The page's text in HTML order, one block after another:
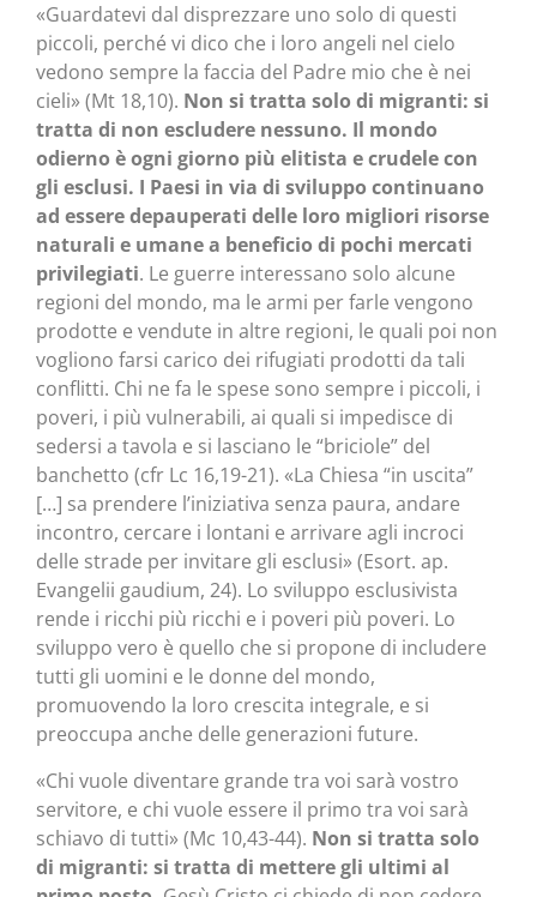
«Guardatevi dal disprezzare uno solo di questi
piccoli, perché vi dico che i loro angeli nel cielo
vedono sempre la faccia del Padre mio che è nei
cieli» (Mt 18,10). Non si tratta solo di migranti: si
tratta di non escludere nessuno. Il mondo
odierno è ogni giorno più elitista e crudele con
gli esclusi. I Paesi in via di sviluppo continuano
ad essere depauperati delle loro migliori risorse
naturali e umane a beneficio di pochi mercati
privilegiati. Le guerre interessano solo alcune
regioni del mondo, ma le armi per farle vengono
prodotte e vendute in altre regioni, le quali poi non
vogliono farsi carico dei rifugiati prodotti da tali
conflitti. Chi ne fa le spese sono sempre i piccoli, i
poveri, i più vulnerabili, ai quali si impedisce di
sedersi a tavola e si lasciano le “briciole” del
banchetto (cfr Lc 16,19-21). «La Chiesa “in uscita”
[…] sa prendere l’iniziativa senza paura, andare
incontro, cercare i lontani e arrivare agli incroci
delle strade per invitare gli esclusi» (Esort. ap.
Evangelii gaudium, 24). Lo sviluppo esclusivista
rende i ricchi più ricchi e i poveri più poveri. Lo
sviluppo vero è quello che si propone di includere
tutti gli uomini e le donne del mondo,
promuovendo la loro crescita integrale, e si
preoccupa anche delle generazioni future.
«Chi vuole diventare grande tra voi sarà vostro
servitore, e chi vuole essere il primo tra voi sarà
schiavo di tutti» (Mc 10,43-44). Non si tratta solo
di migranti: si tratta di mettere gli ultimi al